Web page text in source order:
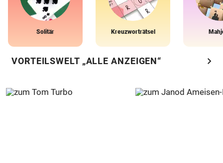
Solitär Kreuzworträtsel
VORTEILSWELT „ALLE ANZEIGEN“ chevron_right